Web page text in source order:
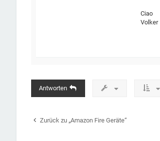
Ciao
Volker
Antworten
Zurück zu „Amazon Fire Geräte“